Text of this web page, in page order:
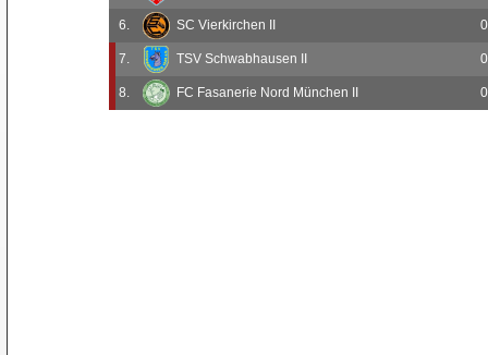
6. SC Vierkirchen II 0
7. TSV Schwabhausen II 0
8. FC Fasanerie Nord München II 0